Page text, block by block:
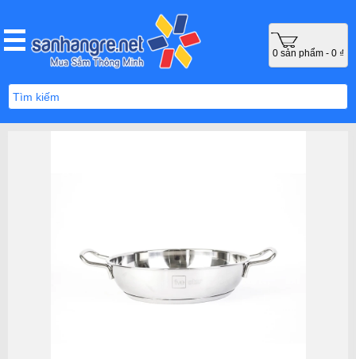
0 sản phẩm - 0 ₫